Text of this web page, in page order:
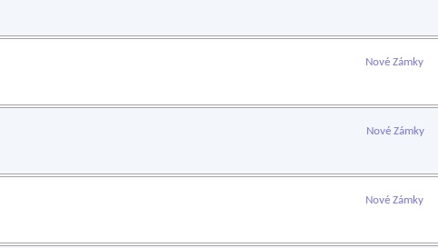
Nové Zámky
Nové Zámky
Nové Zámky